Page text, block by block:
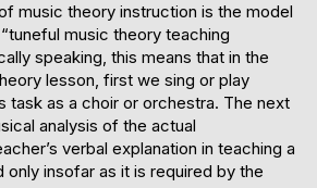
music theory instruction is the model
music theory teaching
speaking, this means that in the
lesson, first we sing or play
task as a choir or orchestra. The next
analysis of the actual
verbal explanation in teaching a
only insofar as it is required by the